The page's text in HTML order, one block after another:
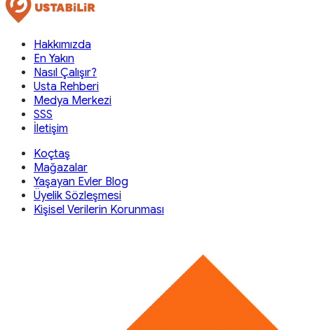
Hakkımızda
En Yakın
Nasıl Çalışır?
Usta Rehberi
Medya Merkezi
SSS
İletişim
Koçtaş
Mağazalar
Yaşayan Evler Blog
Üyelik Sözleşmesi
Kişisel Verilerin Korunması